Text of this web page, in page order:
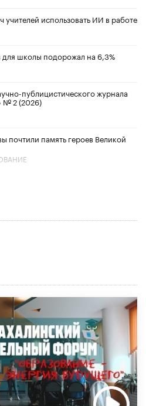
учителей использовать ИИ в работе
школы подорожал на 6,3%
публицистического журнала
№ 2 (2026)
почтили память героев Великой